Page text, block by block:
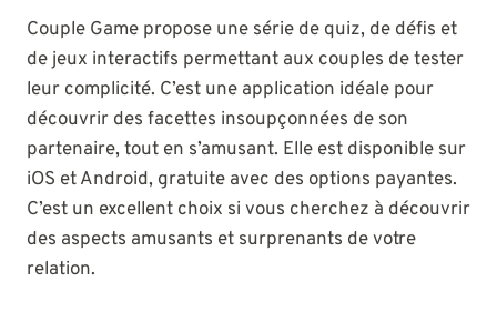
Couple Game propose une série de quiz, de défis et
de jeux interactifs permettant aux couples de tester
leur complicité. C’est une application idéale pour
découvrir des facettes insoupçonnées de son
partenaire, tout en s’amusant. Elle est disponible sur
iOS et Android, gratuite avec des options payantes.
C’est un excellent choix si vous cherchez à découvrir
des aspects amusants et surprenants de votre
relation.